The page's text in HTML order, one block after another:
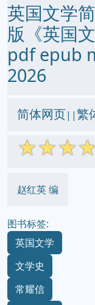
英国文学
版《英国
pdf epub
2026
简体网页||繁
☆☆☆
赵红英 编
图书标签:
英国文学
文学史
常耀信